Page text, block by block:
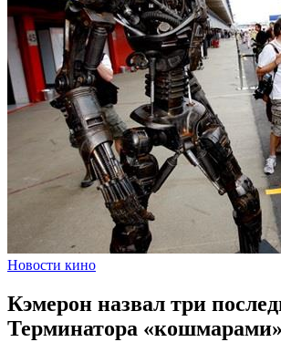
Новости кино
Кэмерон назвал три
Терминатора «кошмарами»